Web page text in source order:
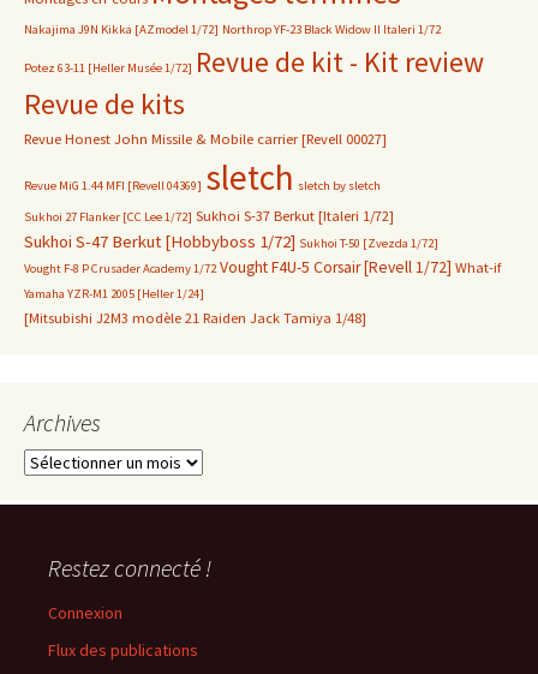
Nakajima J9N Kikka [AZmodel 1/72] Northrop YF-23 Black Widow II Italeri 1/72
Potez 63-11 [Heller Musée 1/72] Revue de kit - Kit review
Revue de kits
Revue Honest John Missile & Mobile carrier [Revell 00027]
Revue MiG 1.44 MFI [Revell 04369] sletch sletch by sletch
Sukhoi 27 Flanker [CC Lee 1/72] Sukhoi S-37 Berkut [Italeri 1/72]
Sukhoi S-47 Berkut [Hobbyboss 1/72] Sukhoi T-50 [Zvezda 1/72]
Vought F-8 P Crusader Academy 1/72 Vought F4U-5 Corsair [Revell 1/72] What-if
Yamaha YZR-M1 2005 [Heller 1/24]
[Mitsubishi J2M3 modèle 21 Raiden Jack Tamiya 1/48]
Archives
Archives
Restez connecté !
Connexion
Flux des publications